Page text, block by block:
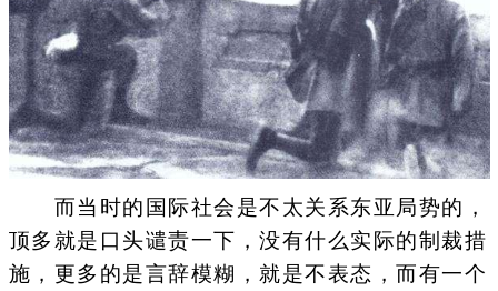
而当时的国际社会是不太关系东亚局势的，
顶多就是口头谴责一下，没有什么实际的制裁措
施，更多的是言辞模糊，就是不表态，而有一个